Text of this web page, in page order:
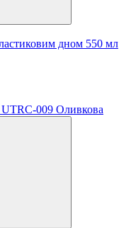
дном 550 мл